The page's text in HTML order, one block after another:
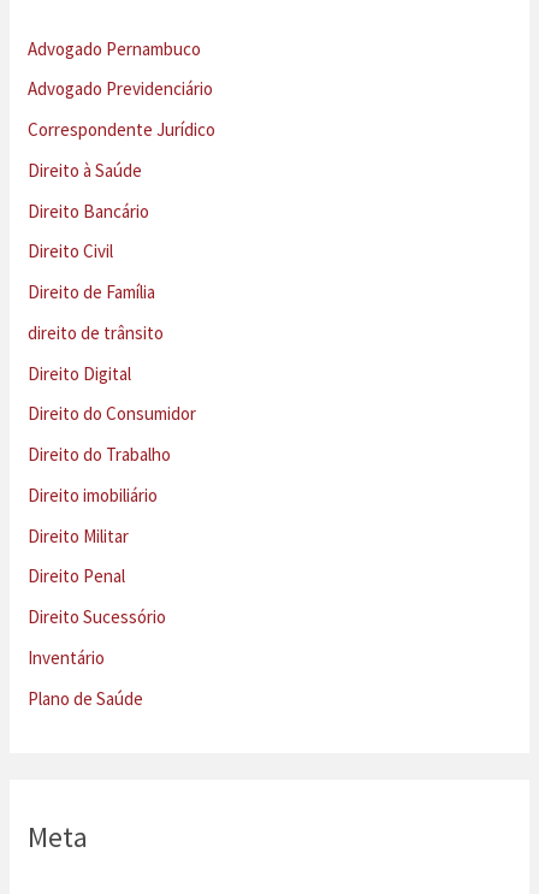
Advogado Pernambuco
Advogado Previdenciário
Correspondente Jurídico
Direito à Saúde
Direito Bancário
Direito Civil
Direito de Família
direito de trânsito
Direito Digital
Direito do Consumidor
Direito do Trabalho
Direito imobiliário
Direito Militar
Direito Penal
Direito Sucessório
Inventário
Plano de Saúde
Meta